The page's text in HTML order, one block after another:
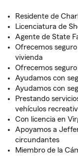
Residente de
Licenciatura de
Agente de State
Ofrecemos
vivienda
Ofrecemos
Ayudamos con
Ayudamos con
Prestando
vehículos
Con licencia en
Apoyamos a
circundantes
Miembro de la